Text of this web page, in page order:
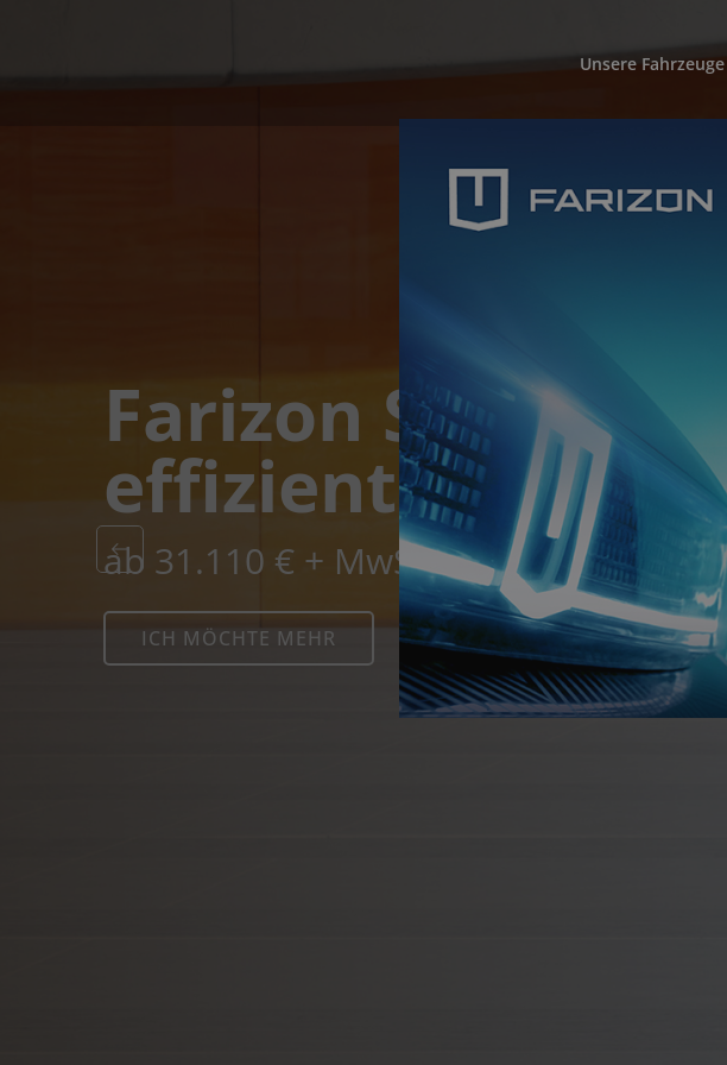
Unsere Fahrzeuge
V6E im
Aktionsangebot
19 999 € + MwSt.
für aktuell verfügbare Fahrzeuge
Previous